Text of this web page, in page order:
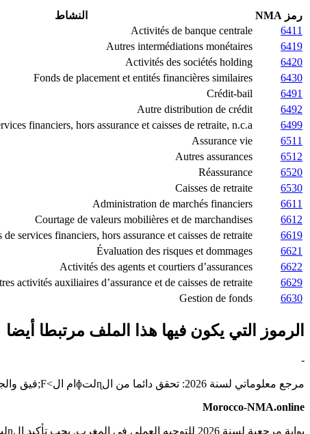
رمز NMA النشاط
6411
Activités de banque centrale
6419
Autres intermédiations monétaires
6420
Activités des sociétés holding
6430
Fonds de placement et entités financières similaires
6491
Crédit-bail
6492
Autre distribution de crédit
6499
financiers, hors assurance et caisses de retraite, n.c.a.
6511
Assurance vie
6512
Autres assurances
6520
Réassurance
6530
Caisses de retraite
6611
Administration de marchés financiers
6612
Courtage de valeurs mobilières et de marchandises
6619
services financiers, hors assurance et caisses de retraite
6621
Évaluation des risques et dommages
6622
Activités des agents et courtiers d’assurances
6629
activités auxiliaires d’assurance et de caisses de retraite
6630
Gestion de fonds
الرموز التي يكون فيها هذا الملف مرتبطا أيضا
-
مرجع معلوماتي لسنة 2026: تحقق دائما من الɳلتɸام ال>F;قيق والجهة المختصة قبل أي تصريح أو إي>F;اع أو قرار تجاري.
Morocco-NMA.online
بوابة مرجعية لسنة 2026 للتوجيه العملي في المغرب. يجب تأكيد الɳلتɸامات ال>F;قيقة قبل أي تصريح أو طلب أو قرار مهم.